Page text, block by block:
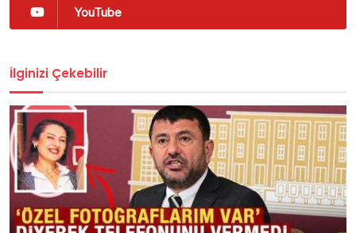
YouTube
İlginizi Çekebilir